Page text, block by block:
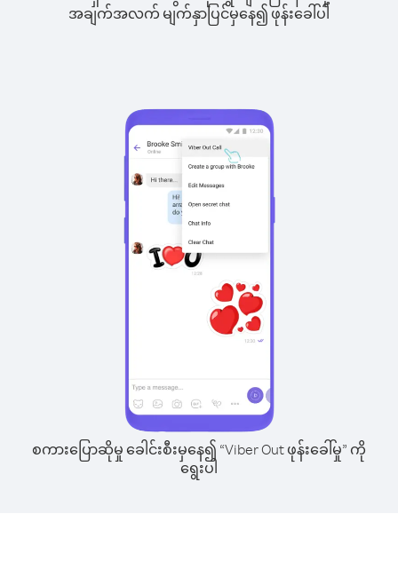
အချက်အလက် မျက်နှာပြင်မှနေ၍ ဖုန်းခေါ်ပါ
စကားပြောဆိုမှု ခေါင်းစီးမှနေ၍ “Viber Out ဖုန်းခေါ်မှု” ကို
ရွေးပါ